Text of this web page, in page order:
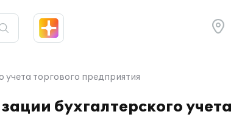
торгового предприятия
бухгалтерского учета